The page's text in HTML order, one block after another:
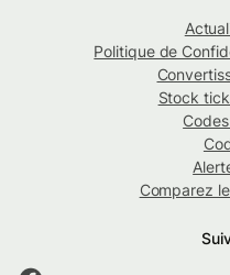
Politique de
Stock
Comparez